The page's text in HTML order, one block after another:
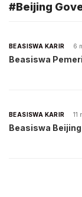
#Beijing
BEASISWA KARIR 6
Beasiswa
BEASISWA KARIR 11
Beasiswa